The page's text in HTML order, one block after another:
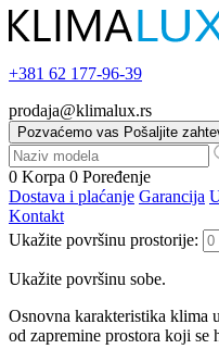
+381 62 177-96-39
prodaja@klimalux.rs
Pozvaćemo vas Pošaljite
0 Korpa 0 Poređenje
Dostava i plaćanje Garancija
Kontakt
Ukažite površinu prostorije:
Ukažite površinu sobe.
Osnovna karakteristika klima
od zapremine prostora koji se